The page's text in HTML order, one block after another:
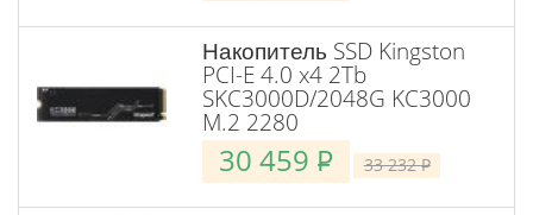
Накопитель SSD Kingston
PCI-E 4.0 x4 2Tb
SKC3000D/2048G KC3000
M.2 2280
30 459 P 33 232P